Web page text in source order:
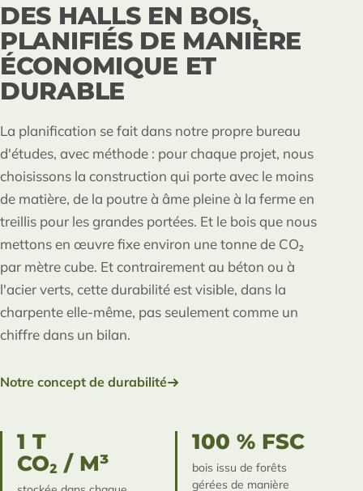
DES HALLS EN BOIS,
PLANIFIÉS DE MANIÈRE
ÉCONOMIQUE ET
DURABLE
La planification se fait dans notre propre bureau
d'études, avec méthode : pour chaque projet, nous
choisissons la construction qui porte avec le moins
de matière, de la poutre à âme pleine à la ferme en
treillis pour les grandes portées. Et le bois que nous
mettons en œuvre fixe environ une tonne de CO₂
par mètre cube. Et contrairement au béton ou à
l'acier verts, cette durabilité est visible, dans la
charpente elle-même, pas seulement comme un
chiffre dans un bilan.
Notre concept de durabilité
1 T
CO₂ / M³
100 % FSC
bois issu de forêts
gérées de manière